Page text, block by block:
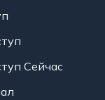
Сейчас